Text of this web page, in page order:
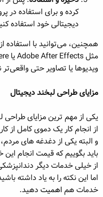
کرده و برای استفاده در
دیجیتالی خود استفاده
همچنین، می‌توانید با استفاده
ویدیوها یا تصاویر حتی
مزایای طراحی لبخند دیجیتال
یکی از مهم ترین مزایای
از انجام کار یک دموی کامل از
و البته یکی از دغدغه های
باید بگوییم که قیمت انجام
از خیلی خدمات دیگر
اما این نکته را به یاد داشته
خدمات هم اهمیت دهید.